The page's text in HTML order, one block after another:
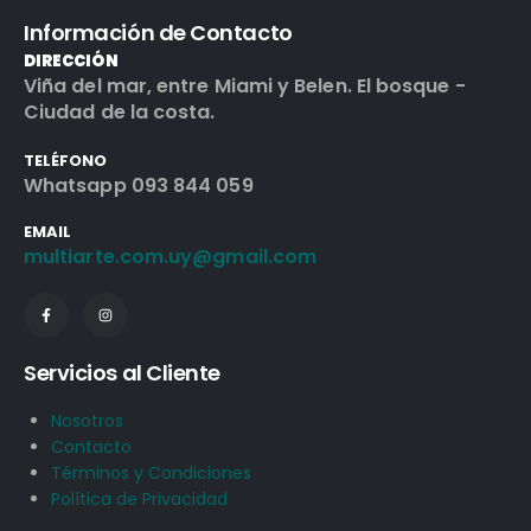
Información de Contacto
DIRECCIÓN
Viña del mar, entre Miami y Belen. El bosque -
Ciudad de la costa.
TELÉFONO
Whatsapp 093 844 059
EMAIL
multiarte.com.uy@gmail.com
Servicios al Cliente
Nosotros
Contacto
Términos y Condiciones
Política de Privacidad